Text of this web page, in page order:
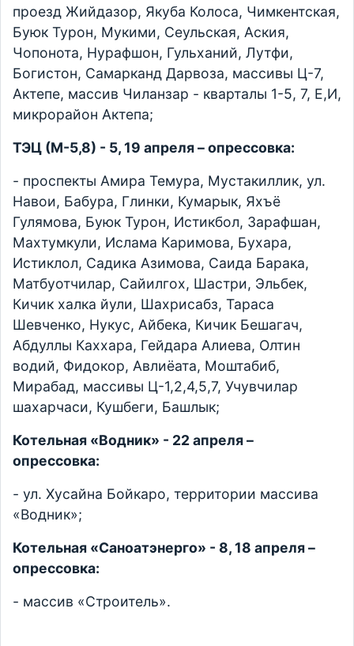
проезд Жийдазор, Якуба Колоса, Чимкентская,
Буюк Турон, Мукими, Сеульская, Аския,
Чопонота, Нурафшон, Гульханий, Лутфи,
Богистон, Самарканд Дарвоза, массивы Ц-7,
Актепе, массив Чиланзар - кварталы 1-5, 7, Е,И,
микрорайон Актепа;
ТЭЦ (М-5,8) - 5, 19 апреля – опрессовка:
- проспекты Амира Темура, Мустакиллик, ул.
Навои, Бабура, Глинки, Кумарык, Яхъё
Гулямова, Буюк Турон, Истикбол, Зарафшан,
Махтумкули, Ислама Каримова, Бухара,
Истиклол, Садика Азимова, Саида Барака,
Матбуотчилар, Сайилгох, Шастри, Эльбек,
Кичик халка йули, Шахрисабз, Тараса
Шевченко, Нукус, Айбека, Кичик Бешагач,
Абдуллы Каххара, Гейдара Алиева, Олтин
водий, Фидокор, Авлиёата, Моштабиб,
Мирабад, массивы Ц-1,2,4,5,7, Учувчилар
шахарчаси, Кушбеги, Башлык;
Котельная «Водник» - 22 апреля –
опрессовка:
- ул. Хусайна Бойкаро, территории массива
«Водник»;
Котельная «Саноатэнерго» - 8, 18 апреля –
опрессовка:
- массив «Строитель».